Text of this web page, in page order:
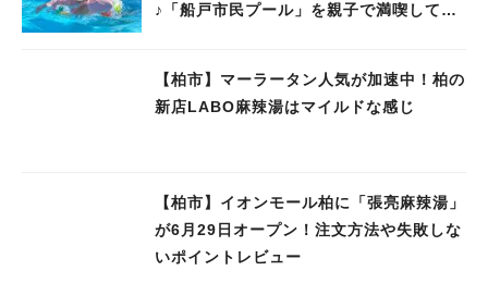
♪「船戸市民プール」を親子で満喫してき
【柏市】マーラータン人気が加速中！柏の
新店LABO麻辣湯はマイルドな感じ
【柏市】イオンモール柏に「張亮麻辣湯」
が6月29日オープン！注文方法や失敗しな
いポイントレビュー